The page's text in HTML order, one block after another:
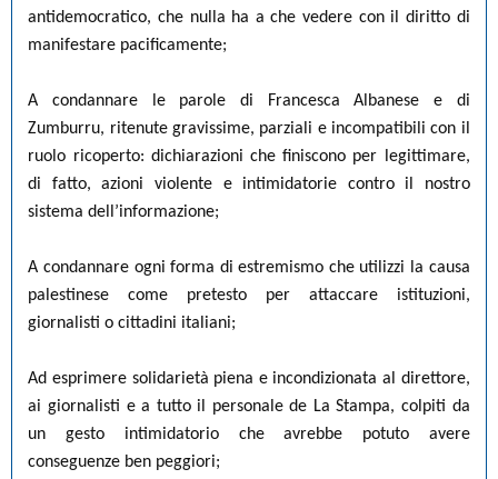
antidemocratico, che nulla ha a che vedere con il diritto di
manifestare pacificamente;
A condannare le parole di Francesca Albanese e di
Zumburru, ritenute gravissime, parziali e incompatibili con il
ruolo ricoperto: dichiarazioni che finiscono per legittimare,
di fatto, azioni violente e intimidatorie contro il nostro
sistema dell’informazione;
A condannare ogni forma di estremismo che utilizzi la causa
palestinese come pretesto per attaccare istituzioni,
giornalisti o cittadini italiani;
Ad esprimere solidarietà piena e incondizionata al direttore,
ai giornalisti e a tutto il personale de La Stampa, colpiti da
un gesto intimidatorio che avrebbe potuto avere
conseguenze ben peggiori;